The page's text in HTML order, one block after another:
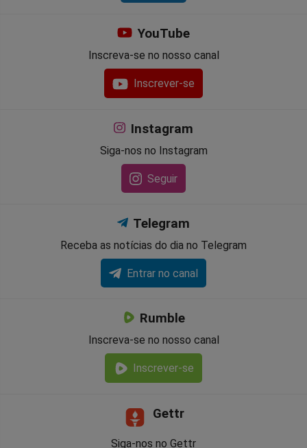
YouTube
Inscreva-se no nosso canal
Inscrever-se
Instagram
Siga-nos no Instagram
Seguir
Telegram
Receba as notícias do dia no Telegram
Entrar no canal
Rumble
Inscreva-se no nosso canal
Inscrever-se
Gettr
Siga-nos no Gettr